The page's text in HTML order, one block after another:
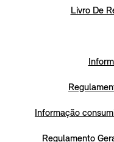
Livro De
Informação
Regulamento